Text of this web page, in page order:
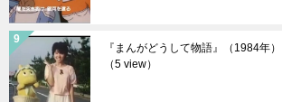
『まんがどうして物語』（1984年
（5 view）